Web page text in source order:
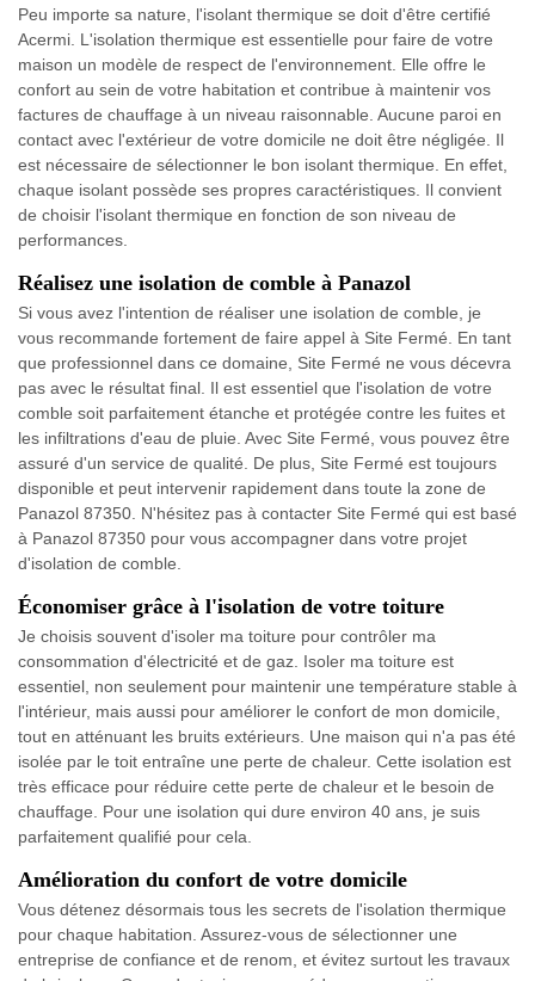
Peu importe sa nature, l'isolant thermique se doit d'être certifié
Acermi. L'isolation thermique est essentielle pour faire de votre
maison un modèle de respect de l'environnement. Elle offre le
confort au sein de votre habitation et contribue à maintenir vos
factures de chauffage à un niveau raisonnable. Aucune paroi en
contact avec l'extérieur de votre domicile ne doit être négligée. Il
est nécessaire de sélectionner le bon isolant thermique. En effet,
chaque isolant possède ses propres caractéristiques. Il convient
de choisir l'isolant thermique en fonction de son niveau de
performances.
Réalisez une isolation de comble à Panazol
Si vous avez l'intention de réaliser une isolation de comble, je
vous recommande fortement de faire appel à Site Fermé. En tant
que professionnel dans ce domaine, Site Fermé ne vous décevra
pas avec le résultat final. Il est essentiel que l'isolation de votre
comble soit parfaitement étanche et protégée contre les fuites et
les infiltrations d'eau de pluie. Avec Site Fermé, vous pouvez être
assuré d'un service de qualité. De plus, Site Fermé est toujours
disponible et peut intervenir rapidement dans toute la zone de
Panazol 87350. N'hésitez pas à contacter Site Fermé qui est basé
à Panazol 87350 pour vous accompagner dans votre projet
d'isolation de comble.
Économiser grâce à l'isolation de votre toiture
Je choisis souvent d'isoler ma toiture pour contrôler ma
consommation d'électricité et de gaz. Isoler ma toiture est
essentiel, non seulement pour maintenir une température stable à
l'intérieur, mais aussi pour améliorer le confort de mon domicile,
tout en atténuant les bruits extérieurs. Une maison qui n'a pas été
isolée par le toit entraîne une perte de chaleur. Cette isolation est
très efficace pour réduire cette perte de chaleur et le besoin de
chauffage. Pour une isolation qui dure environ 40 ans, je suis
parfaitement qualifié pour cela.
Amélioration du confort de votre domicile
Vous détenez désormais tous les secrets de l'isolation thermique
pour chaque habitation. Assurez-vous de sélectionner une
entreprise de confiance et de renom, et évitez surtout les travaux